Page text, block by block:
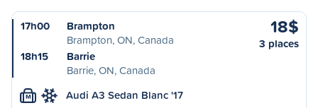
17h00
Brampton
Brampton, ON, Canada
18h15
Barrie
Barrie, ON, Canada
18$
3 places
M Audi A3 Sedan Blanc '17